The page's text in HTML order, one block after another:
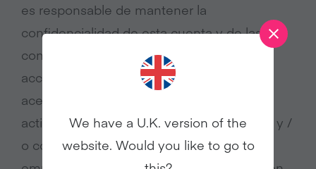
es responsable de mantener la
confidencialidad de esta cuenta y de las
contraseñas relacionadas para restringir el
acceso a su computadora o cuenta. Usted
acepta la responsabilidad de todas las
actividades que se realicen con su cuenta y /
o contraseñas. Actualmente, solo los
We have a U.K. version of the
website. Would you like to go to